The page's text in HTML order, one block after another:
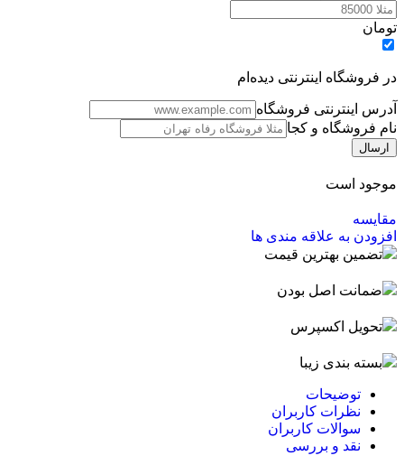
تومان
در فروشگاه اینترنتی دیده‌ام
آدرس اینترنتی فروشگاه
نام فروشگاه و کجا
موجود است
مقایسه
افزودن به علاقه مندی ها
تضمین بهترین قیمت
ضمانت اصل بودن
تحویل اکسپرس
بسته بندی زیبا
توضیحات
نظرات کاربران
سوالات کاربران
نقد و بررسی